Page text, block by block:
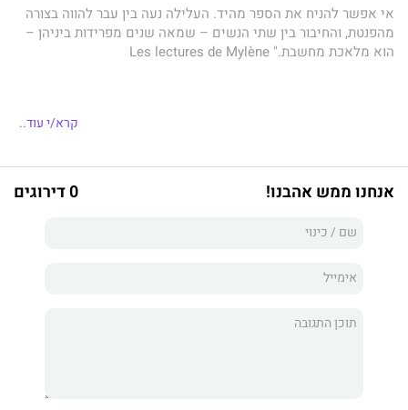
אי אפשר להניח את הספר מהיד. העלילה נעה בין עבר להווה בצורה
מהפנטת, והחיבור בין שתי הנשים – שמאה שנים מפרידות ביניהן –
הוא מלאכת מחשבת." Les lectures de Mylène
מצטמצם לכותלי חדר מספר 79, שבו היא נאבקת מדי יום על חייהם
של תינוקות בני יומם. אך בעוד היא מצילה את חייהם של אחרים,
בדידות ואדישות. כשהיא על סף קריסה, היא מקבלת מאמה כתב יד
שנת 1920, צרפת מלקקת את פצעיה לאחר מלחמת העולם הראשונה.
אסון. מראות הילדים היתומים והחולים שגוועים ברחובות רודפים
אותה, ותוכנית בלתי אפשרית נרקמת בליבה: להקים עבורם מקלט
קרא/י עוד..
אנחנו ממש אהבנו! 0 דירוגים